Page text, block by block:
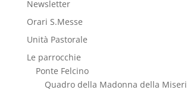
Newsletter
Orari S.Messe
Unità Pastorale
Le parrocchie
Ponte Felcino
Quadro della Madonna della